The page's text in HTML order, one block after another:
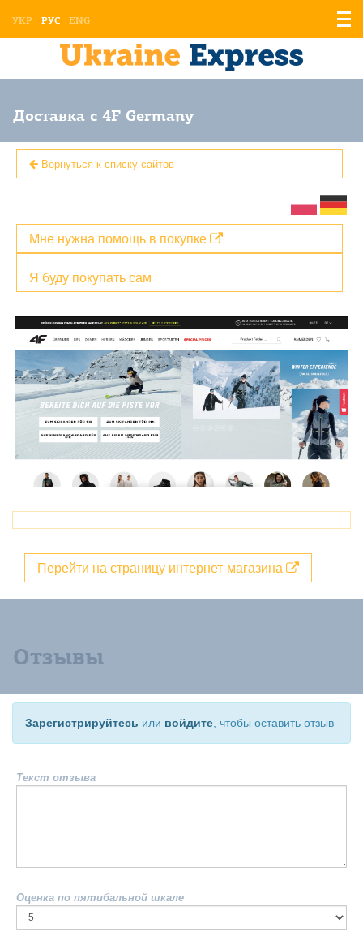
УКР РУС ENG
Доставка с 4F Germany
Вернуться к списку сайтов
Я буду покупать сам
Мне нужна помощь в покупке
Перейти на страницу интернет-магазина
Отзывы
Зарегистрируйтесь или войдите , чтобы оставить отзыв
Текст отзыва
Оценка по пятибальной шкале